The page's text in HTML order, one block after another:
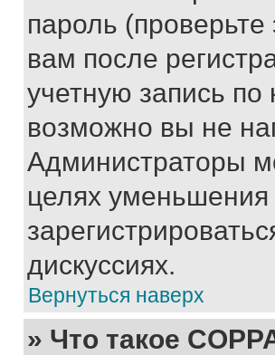
пароль
вам после
учетную запись
возможно вы не
Администраторы
целях
дискуссиях.
Вернуться наверх
» Что такое